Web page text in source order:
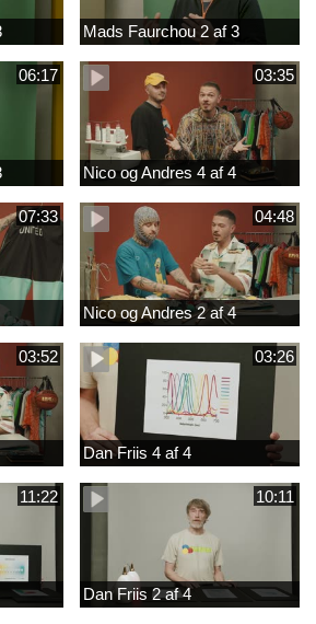
Mads Faurchou 2 af 3
06:17 03:35
Nico og Andres 4 af 4
07:33 04:48
Nico og Andres 2 af 4
03:52 03:26
Dan Friis 4 af 4
11:22 10:11
Dan Friis 2 af 4